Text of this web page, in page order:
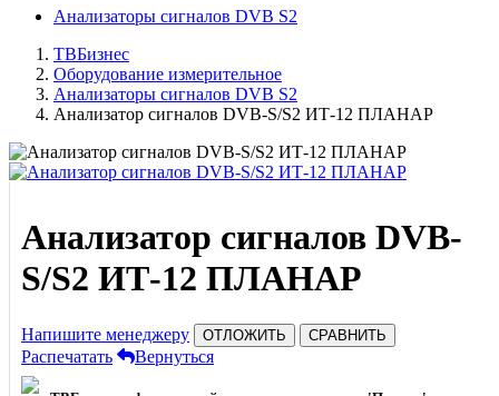
Анализаторы сигналов DVB S2
ТВБизнес
Оборудование измерительное
Анализаторы сигналов DVB S2
Анализатор сигналов DVB-S/S2 ИТ-12 ПЛАНАР
Анализатор сигналов DVB-
S/S2 ИТ-12 ПЛАНАР
Напишите менеджеру ОТЛОЖИТЬ СРАВНИТЬ
Распечатать Вернуться